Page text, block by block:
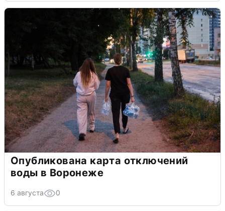
Опубликована карта отключений
воды в Воронеже
6 августа 0